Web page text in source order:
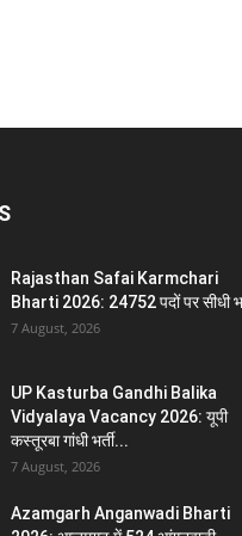
Rajasthan Safai Karmchari
Bharti 2026: 24752 पदों पर सीधी
7 August, 2026
UP Kasturba Gandhi Balika
Vidyalaya Vacancy 2026: यूपी
कस्तूरबा गांधी भर्ती...
7 August, 2026
Azamgarh Anganwadi Bharti